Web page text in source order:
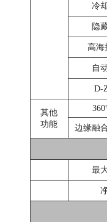
冷
隐
高海
自
D-
其他
功能
边缘融
最